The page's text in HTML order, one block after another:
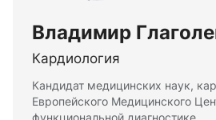
Владимир
Кардиология
Кандидат медицинских наук,
Европейского Медицинского